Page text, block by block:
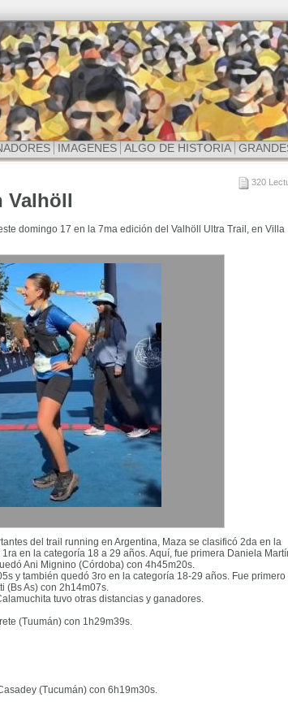
IMAGENES ALGO DE HISTORIA
320
Valhöll
domingo 17 en la 7ma edición del Valhöll Ultra Trail, en Villa
del trail running en Argentina, Maza se clasificó 2da en la
en la categoría 18 a 29 años. Aquí, fue primera Daniela
Ani Mignino (Córdoba) con 4h45m20s.
y también quedó 3ro en la categoría 18-29 años. Fue primero
(Bs As) con 2h14m07s.
tuvo otras distancias y ganadores.
(Tuumán) con 1h29m39s.
(Tucumán) con 6h19m30s.